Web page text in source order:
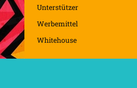
Unterstützer
Werbemittel
Whitehouse